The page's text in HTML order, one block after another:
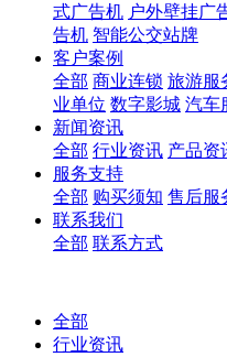
式广告机 户外壁挂广
告机 智能公交站牌
客户案例
全部 商业连锁 旅游服
业单位 数字影城 汽车
新闻资讯
全部 行业资讯 产品资
服务支持
全部 购买须知 售后服
联系我们
全部 联系方式
全部
行业资讯